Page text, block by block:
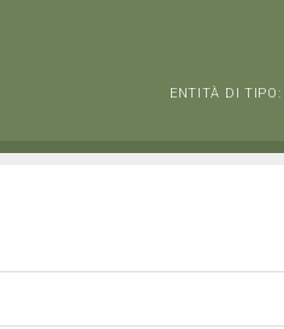
ENTITÀ DI TIPO: